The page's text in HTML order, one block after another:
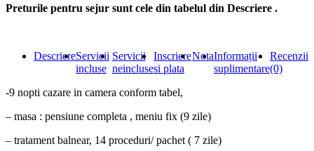
Lebada
Preturile pentru sejur sunt cele din tabelul din Descriere .
Servicii
incluse
Servicii
neincluse
Inscriere
si plata
Nota
Descriere
Informații
suplimentare
Recenzii
(0)
-9 nopti cazare in camera conform tabel,
– masa : pensiune completa , meniu fix (9 zile)
– tratament balnear, 14 proceduri/ pachet ( 7 zile)